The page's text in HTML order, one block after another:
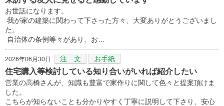
お世話になります。
我が家の建築に関わって下さった方々、大変ありがとうございまし
た。
自治体の条例等々があり、お…
2026年06月30日 注 文 お手紙
住宅購入等検討している知り合いがいれば紹介したい
営業の高橋さんが、知識も豊富で家作りに関して色々と提案頂けま
した。
こちらが知らないことも分かりやすく丁寧に説明して下さり、安心